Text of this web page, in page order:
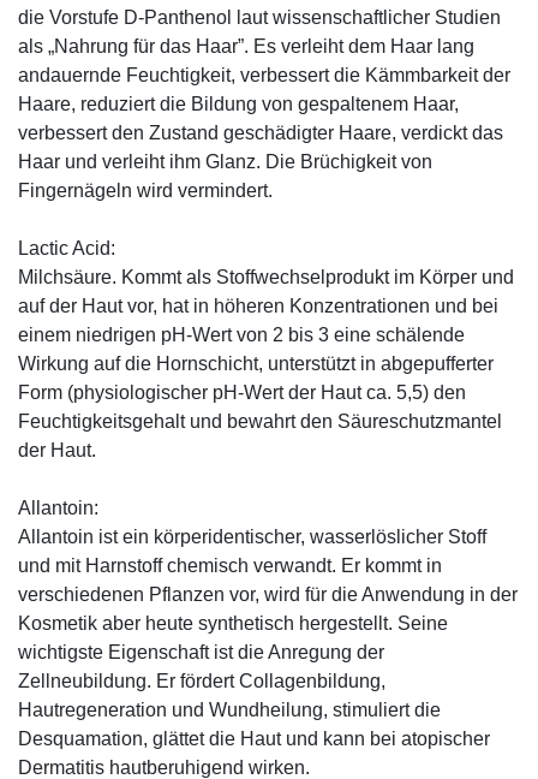
die Vorstufe D-Panthenol laut wissenschaftlicher Studien
als „Nahrung für das Haar”. Es verleiht dem Haar lang
andauernde Feuchtigkeit, verbessert die Kämmbarkeit der
Haare, reduziert die Bildung von gespaltenem Haar,
verbessert den Zustand geschädigter Haare, verdickt das
Haar und verleiht ihm Glanz. Die Brüchigkeit von
Fingernägeln wird vermindert.
Lactic Acid:
Milchsäure. Kommt als Stoffwechselprodukt im Körper und
auf der Haut vor, hat in höheren Konzentrationen und bei
einem niedrigen pH-Wert von 2 bis 3 eine schälende
Wirkung auf die Hornschicht, unterstützt in abgepufferter
Form (physiologischer pH-Wert der Haut ca. 5,5) den
Feuchtigkeitsgehalt und bewahrt den Säureschutzmantel
der Haut.
Allantoin:
Allantoin ist ein körperidentischer, wasserlöslicher Stoff
und mit Harnstoff chemisch verwandt. Er kommt in
verschiedenen Pflanzen vor, wird für die Anwendung in der
Kosmetik aber heute synthetisch hergestellt. Seine
wichtigste Eigenschaft ist die Anregung der
Zellneubildung. Er fördert Collagenbildung,
Hautregeneration und Wundheilung, stimuliert die
Desquamation, glättet die Haut und kann bei atopischer
Dermatitis hautberuhigend wirken.